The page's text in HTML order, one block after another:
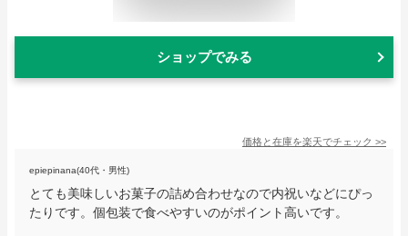
ショップでみる
価格と在庫を楽天でチェック >>
epiepinana(40代・男性)
とても美味しいお菓子の詰め合わせなので内祝いなどにぴっ
たりです。個包装で食べやすいのがポイント高いです。